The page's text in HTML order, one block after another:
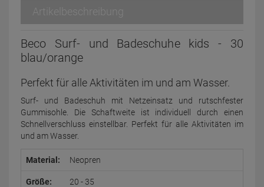
Artikelbeschreibung
Beco Surf- und Badeschuhe kids - 30
blau/orange
Perfekt für alle Aktivitäten im und am Wasser.
Surf- und Badeschuh mit Netzeinsatz und rutschfester
Gummisohle. Die Schaftweite ist individuell durch einen
Schnellverschluss einstellbar. Perfekt für alle Aktivitäten im
und am Wasser.
Material: Neopren
Größe: 20 - 35